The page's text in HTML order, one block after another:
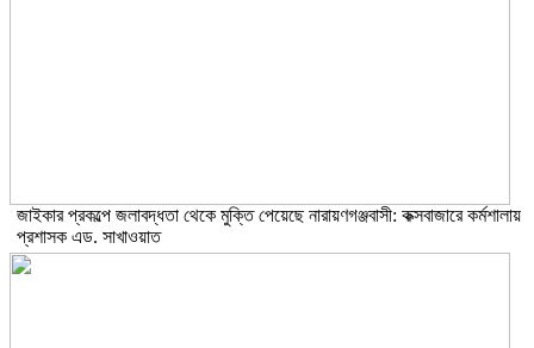
জাইকার প্রকল্পে জলাবদ্ধতা থেকে মুক্তি পেয়েছে নারায়ণগঞ্জবাসী: কক্সবাজারে কর্মশালায়
প্রশাসক এড. সাখাওয়াত